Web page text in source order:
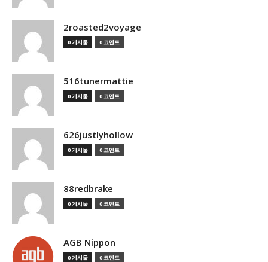
2roasted2voyage
0 게시물 0 코멘트
516tunermattie
0 게시물 0 코멘트
626justlyhollow
0 게시물 0 코멘트
88redbrake
0 게시물 0 코멘트
AGB Nippon
0 게시물 0 코멘트